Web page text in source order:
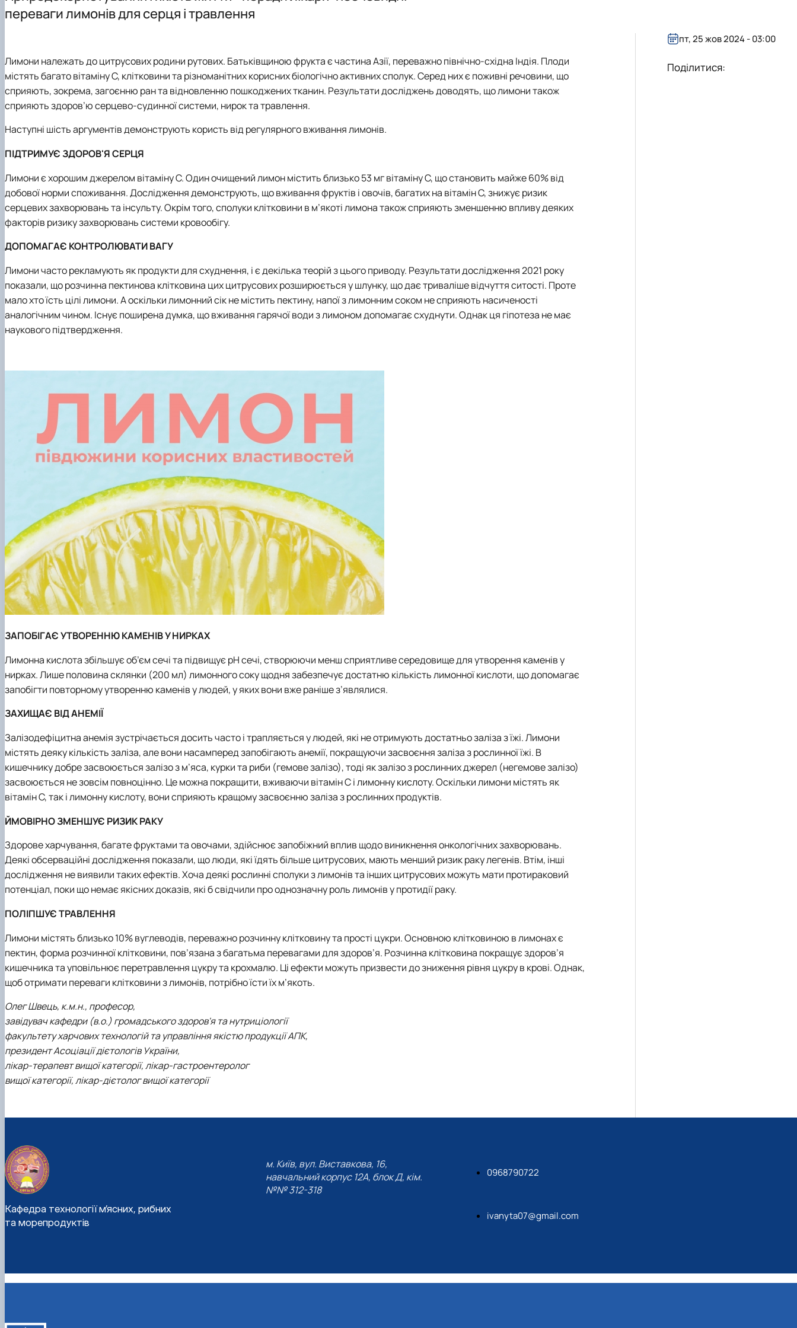
Відеородзинки
Матеріально-технічна база
Організація практик студентів
Робочі навчальні програми
ОПП "Технології зберігання та переробки риби і морепродуктів"
переваги лимонів для серця і травлення
Лимони належать до цитрусових родини рутових. Батьківщиною фрукта є частина Азії, переважно північно-східна Індія. Плоди
містять багато вітаміну С, клітковини та різноманітних корисних біологічно активних сполук. Серед них є поживні речовини, що
сприяють, зокрема, загоєнню ран та відновленню пошкоджених тканин. Результати досліджень доводять, що лимони також
сприяють здоров’ю серцево-судинної системи, нирок та травлення.
Наступні шість аргументів демонструють користь від регулярного вживання лимонів.
ПІДТРИМУЄ ЗДОРОВ'Я СЕРЦЯ
Лимони є хорошим джерелом вітаміну С. Один очищений лимон містить близько 53 мг вітаміну С, що становить майже 60% від
добової норми споживання. Дослідження демонструють, що вживання фруктів і овочів, багатих на вітамін С, знижує ризик
серцевих захворювань та інсульту. Окрім того, сполуки клітковини в м’якоті лимона також сприяють зменшенню впливу деяких
факторів ризику захворювань системи кровообігу.
ДОПОМАГАЄ КОНТРОЛЮВАТИ ВАГУ
Лимони часто рекламують як продукти для схуднення, і є декілька теорій з цього приводу. Результати дослідження 2021 року
показали, що розчинна пектинова клітковина цих цитрусових розширюється у шлунку, що дає триваліше відчуття ситості. Проте
мало хто їсть цілі лимони. А оскільки лимонний сік не містить пектину, напої з лимонним соком не сприяють насиченості
аналогічним чином. Існує поширена думка, що вживання гарячої води з лимоном допомагає схуднути. Однак ця гіпотеза не має
наукового підтвердження.
ЗАПОБІГАЄ УТВОРЕННЮ КАМЕНІВ У НИРКАХ
Лимонна кислота збільшує об’єм сечі та підвищує рН сечі, створюючи менш сприятливе середовище для утворення каменів у
нирках. Лише половина склянки (200 мл) лимонного соку щодня забезпечує достатню кількість лимонної кислоти, що допомагає
запобігти повторному утворенню каменів у людей, у яких вони вже раніше з’являлися.
ЗАХИЩАЄ ВІД АНЕМІЇ
Залізодефіцитна анемія зустрічається досить часто і трапляється у людей, які не отримують достатньо заліза з їжі. Лимони
містять деяку кількість заліза, але вони насамперед запобігають анемії, покращуючи засвоєння заліза з рослинної їжі. В
кишечнику добре засвоюється залізо з м’яса, курки та риби (гемове залізо), тоді як залізо з рослинних джерел (негемове залізо)
засвоюється не зовсім повноцінно. Це можна покращити, вживаючи вітамін С і лимонну кислоту. Оскільки лимони містять як
вітамін С, так і лимонну кислоту, вони сприяють кращому засвоєнню заліза з рослинних продуктів.
ЙМОВІРНО ЗМЕНШУЄ РИЗИК РАКУ
Здорове харчування, багате фруктами та овочами, здійснює запобіжний вплив щодо виникнення онкологічних захворювань.
Деякі обсерваційні дослідження показали, що люди, які їдять більше цитрусових, мають менший ризик раку легенів. Втім, інші
дослідження не виявили таких ефектів. Хоча деякі рослинні сполуки з лимонів та інших цитрусових можуть мати протираковий
потенціал, поки що немає якісних доказів, які б свідчили про однозначну роль лимонів у протидії раку.
ПОЛІПШУЄ ТРАВЛЕННЯ
Лимони містять близько 10% вуглеводів, переважно розчинну клітковину та прості цукри. Основною клітковиною в лимонах є
пектин, форма розчинної клітковини, пов’язана з багатьма перевагами для здоров’я. Розчинна клітковина покращує здоров’я
кишечника та уповільнює перетравлення цукру та крохмалю. Ці ефекти можуть призвести до зниження рівня цукру в крові. Однак,
щоб отримати переваги клітковини з лимонів, потрібно їсти їх м’якоть.
Олег Швець, к.м.н., професор,
завідувач кафедри (в.о.) громадського здоров'я та нутриціології
факультету харчових технологій та управління якістю продукції АПК,
президент Асоціації дієтологів України,
лікар-терапевт вищої категорії, лікар-гастроентеролог
вищої категорії, лікар-дієтолог вищої категорії
пт, 25 жов 2024 - 03:00
Поділитися:
Кафедра технології м’ясних, рибних
та морепродуктів
м. Київ, вул. Виставкова, 16,
навчальний корпус 12А, блок Д, кім.
№№ 312-318
0968790722
ivanyta07@gmail.com